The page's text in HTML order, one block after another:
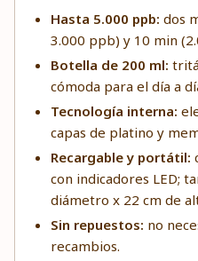
Hasta 5.000 ppb: dos
3.000 ppb) y 10 min
Botella de 200 ml:
cómoda para el día a
Tecnología interna:
capas de platino y
Recargable y portátil:
con indicadores LED;
diámetro x 22 cm de
Sin repuestos: no
recambios.